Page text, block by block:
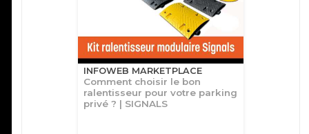
INFOWEB MARKETPLACE
Comment choisir le bon
ralentisseur pour votre parking
privé ? | SIGNALS